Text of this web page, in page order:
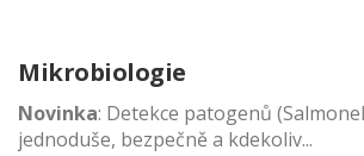
Mikrobiologie
Novinka: Detekce patogenů
jednoduše, bezpečně a kdekoliv...